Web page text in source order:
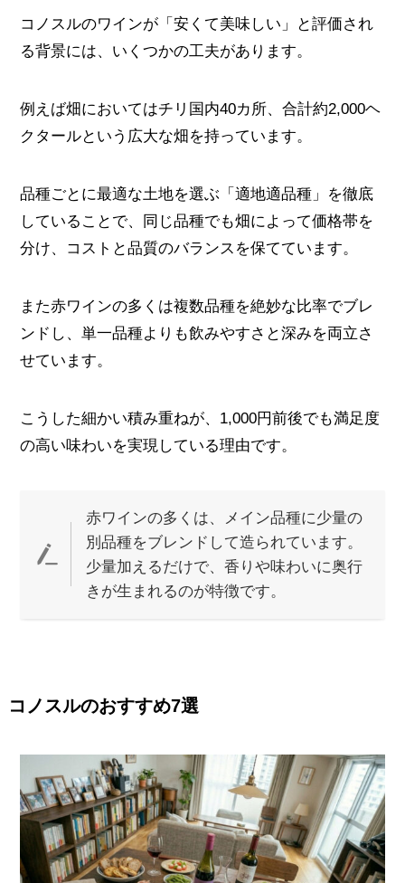
コノスルのワインが「安くて美味しい」と評価され
る背景には、いくつかの工夫があります。
例えば畑においてはチリ国内40カ所、合計約2,000ヘ
クタールという広大な畑を持っています。
品種ごとに最適な土地を選ぶ「適地適品種」を徹底
していることで、同じ品種でも畑によって価格帯を
分け、コストと品質のバランスを保てています。
また赤ワインの多くは複数品種を絶妙な比率でブレ
ンドし、単一品種よりも飲みやすさと深みを両立さ
せています。
こうした細かい積み重ねが、1,000円前後でも満足度
の高い味わいを実現している理由です。
赤ワインの多くは、メイン品種に少量の
別品種をブレンドして造られています。
少量加えるだけで、香りや味わいに奥行
きが生まれるのが特徴です。
コノスルのおすすめ7選